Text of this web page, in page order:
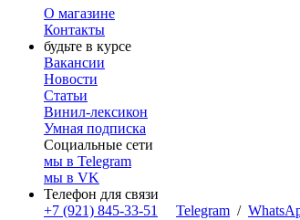
О магазине
Контакты
будьте в курсе
Вакансии
Новости
Статьи
Винил-лексикон
Умная подписка
Социальные сети
мы в Telegram
мы в VK
Телефон для связи
+7 (921) 845-33-51
Telegram /